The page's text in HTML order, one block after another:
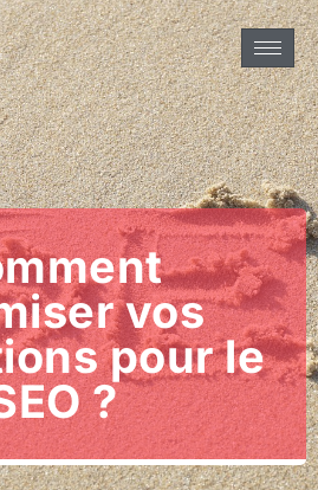
vos
pour le
?